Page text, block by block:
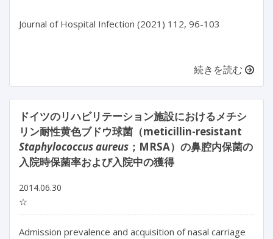
Journal of Hospital Infection (2021) 112, 96-103
続きを読む
ドイツのリハビリテーション施設におけるメチシ
リン耐性黄色ブドウ球菌（meticillin-resistant
Staphylococcus aureus ；MRSA）の鼻腔内保菌の
入院時保菌率および入院中の獲得
2014.06.30
☆
Admission prevalence and acquisition of nasal carriage